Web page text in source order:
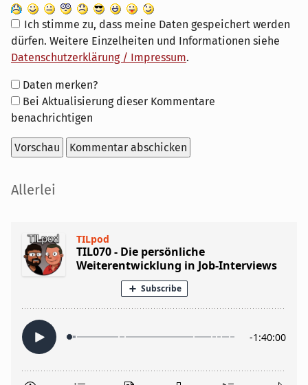
Ich stimme zu, dass meine Daten gespeichert werden
dürfen. Weitere Einzelheiten und Informationen siehe
Datenschutzerklärung / Impressum.
Formular-
Optionen
Daten merken?
Bei Aktualisierung dieser Kommentare
benachrichtigen
Seitenleiste
Allerlei